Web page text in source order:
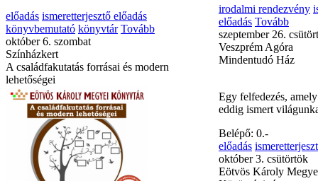
előadás ismeretterjesztő előadás
könyvbemutató könyvtár Tovább
október 6. szombat
Színházkert
A családfakutatás forrásai és modern
lehetőségei
Művészetek Háza
Olvasólámpa /
Olvasólámpa
irodalmi rendezvény
előadás Tovább
Veszprém Agóra
Mindentudó Ház